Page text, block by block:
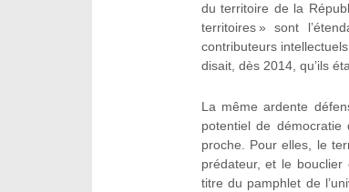
du territoire de la
territoires » sont
contributeurs
disait, dès 2014, qu’ils
La même ardente
potentiel de démocratie
proche. Pour elles, le
prédateur, et le bouclier
titre du pamphlet de